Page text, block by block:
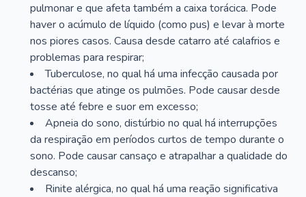
pulmonar e que afeta também a caixa torácica. Pode
haver o acúmulo de líquido (como pus) e levar à morte
nos piores casos. Causa desde catarro até calafrios e
problemas para respirar;
Tuberculose, no qual há uma infecção causada por
bactérias que atinge os pulmões. Pode causar desde
tosse até febre e suor em excesso;
Apneia do sono, distúrbio no qual há interrupções
da respiração em períodos curtos de tempo durante o
sono. Pode causar cansaço e atrapalhar a qualidade do
descanso;
Rinite alérgica, no qual há uma reação significativa